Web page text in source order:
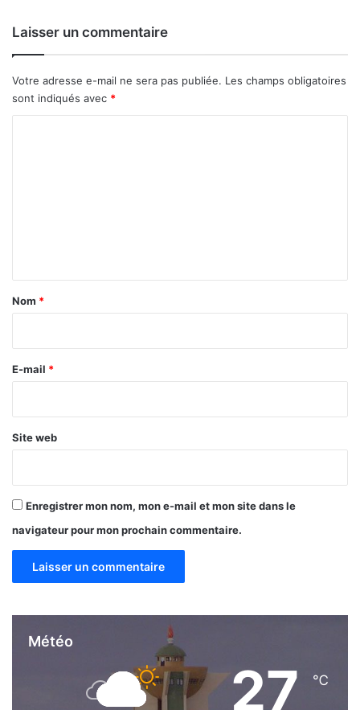
s
n
2
0
Laisser un commentaire
Votre adresse e-mail ne sera pas publiée. Les champs obligatoires
sont indiqués avec *
a
e
Nom *
E-mail *
Site web
Enregistrer mon nom, mon e-mail et mon site dans le
navigateur pour mon prochain commentaire.
Météo
27 ℃